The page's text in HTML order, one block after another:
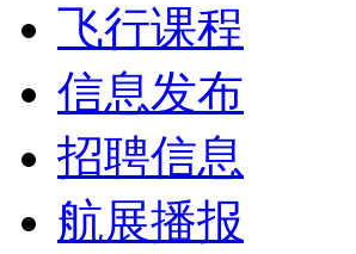
飞行课程
信息发布
招聘信息
航展播报